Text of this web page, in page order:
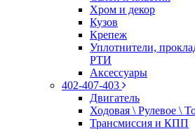
Хром и декор
Кузов
Крепеж
Уплотнители,
РТИ
Аксессуары
402-407-403
Двигатель
Ходовая \ Рулевое \
Трансмиссия и КПП